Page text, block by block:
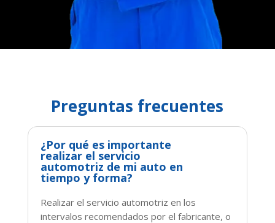
Preguntas frecuentes
¿Por qué es importante
realizar el servicio
automotriz de mi auto en
tiempo y forma?
Realizar el servicio automotriz en los
intervalos recomendados por el fabricante, o